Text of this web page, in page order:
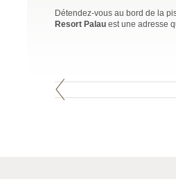
Détendez-vous au bord de la
Resort Palau est une adresse